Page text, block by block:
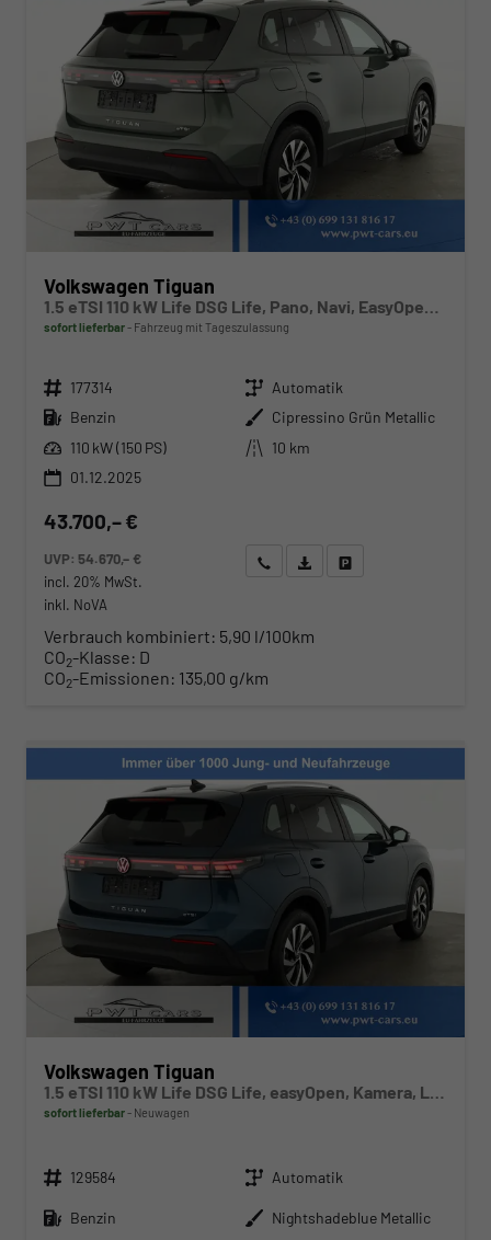
Volkswagen Tiguan
1.5 eTSI 110 kW Life DSG Life, Pano, Navi, EasyOpen, LED-Plus, 5 J.-Garantie
sofort lieferbar Fahrzeug mit Tageszulassung
Fahrzeugnr. 177314 Getriebe Automatik
Kraftstoff Benzin Außenfarbe Cipressino Grün Metallic
Leistung 110 kW (150 PS) Kilometerstand
10 km
01.12.2025
43.700,– €
UVP: 54.670,– €
incl. 20% MwSt.
inkl. NoVA
Wir rufen Sie anAngebot drucken (PDF)
Verbrauch kombiniert: 5,90 l/100km
CO2-Klasse: D
CO2-Emissionen: 135,00 g/km
Volkswagen Tiguan
1.5 eTSI 110 kW Life DSG Life, easyOpen, Kamera, LED-Plus, Winterpaket
sofort lieferbar Neuwagen
Fahrzeugnr. 129584 Getriebe Automatik
Kraftstoff Benzin Außenfarbe Nightshadeblue Metallic